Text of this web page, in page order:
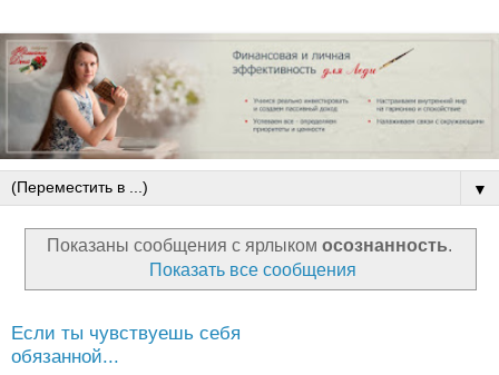
▼
Показаны сообщения с ярлыком осознанность.
Показать все сообщения
Если ты чувствуешь себя
обязанной...